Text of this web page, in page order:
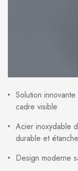
Solution
cadre visible
Acier inoxydable
durable et étanche
Design moderne